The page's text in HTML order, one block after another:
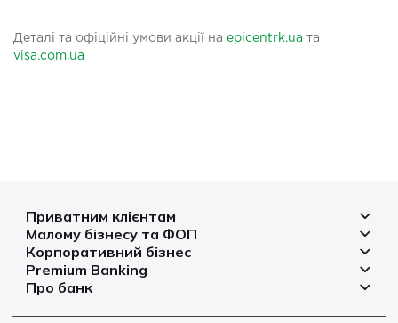
Деталі та офіційні умови акції на epicentrk.ua та
visa.com.ua
Приватним клієнтам
Депозити
Кредити
Платіжні картки
Платежі
Малому бізнесу та ФОП
Рахунок для бізнесу
Фінансування
Корпоративний бізнес
Рахунки і платежі
Депозити
Premium Banking
Депозити
Платіжні картки
Про банк